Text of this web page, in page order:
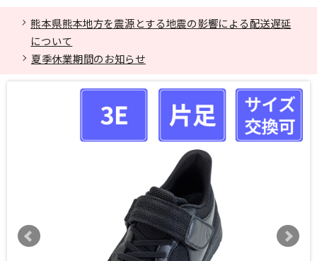
熊本県熊本地方を震源とする地震の影響による配送遅延
について
夏季休業期間のお知らせ